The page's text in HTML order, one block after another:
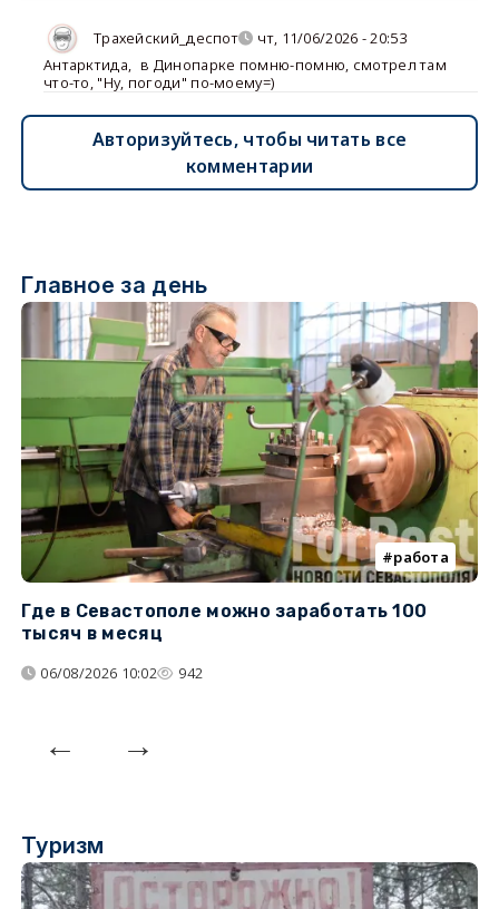
Трахейский_деспот
чт, 11/06/2026 - 20:53
Антарктида, в Динопарке помню-помню, смотрел там
что-то, "Ну, погоди" по-моему=)
Авторизуйтесь, чтобы читать все
комментарии
Главное за день
работа
Где в Севастополе можно заработать 100
тысяч в месяц
06/08/2026 10:02 942
Туризм